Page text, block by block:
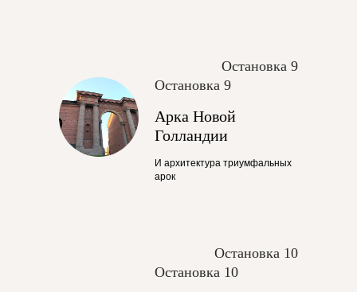
Остановка 9
Остановка 9
Арка Новой
Голландии
И архитектура триумфальных
арок
Остановка 10
Остановка 10